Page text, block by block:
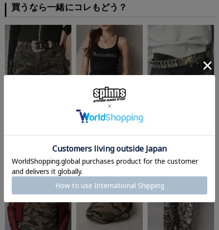
買うなら一緒にコレもどう？
【34%OFF】カップ付き
キャミソール/ラインス
#平成ギャル
¥2,189 (税込)